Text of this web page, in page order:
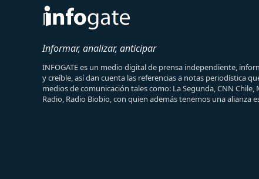
Informar, analizar, anticipar
INFOGATE es un medio digital de prensa independiente,
y creíble, así dan cuenta las referencias a notas periodística
medios de comunicación tales como: La Segunda, CNN Chile,
Radio, Radio Biobio, con quien además tenemos una alianza